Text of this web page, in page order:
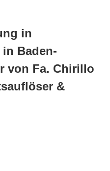
in
Baden-
von Fa. Chirillo
&